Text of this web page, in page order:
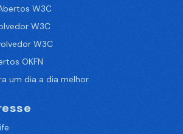
W3C
W3C
W3C
OKFN
um dia a dia melhor